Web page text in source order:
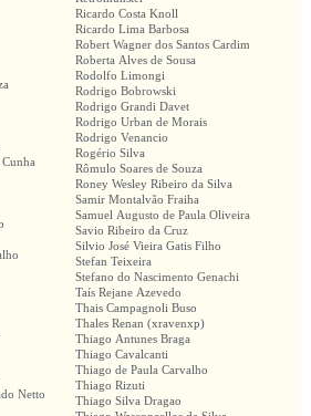
Netto
Ricardo Costa Knoll
Ricardo Lima Barbosa
Robert Wagner dos Santos Cardim
Roberta Alves de Sousa
Rodolfo Limongi
Rodrigo Bobrowski
Rodrigo Grandi Davet
Rodrigo Urban de Morais
Rodrigo Venancio
Rogério Silva
Rômulo Soares de Souza
Roney Wesley Ribeiro da Silva
Samir Montalvão Fraiha
Samuel Augusto de Paula Oliveira
Savio Ribeiro da Cruz
Silvio José Vieira Gatis Filho
Stefan Teixeira
Stefano do Nascimento Genachi
Taís Rejane Azevedo
Thais Campagnoli Buso
Thales Renan (xravenxp)
Thiago Antunes Braga
Thiago Cavalcanti
Thiago de Paula Carvalho
Thiago Rizuti
Thiago Silva Dragao